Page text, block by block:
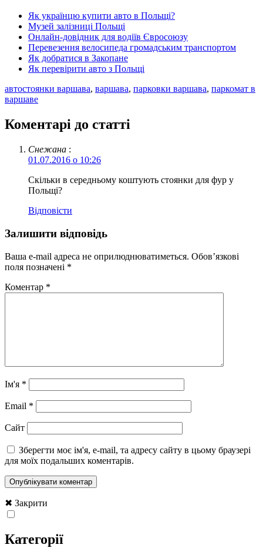
Як українцю купити авто в Польщі?
Музей залізниці Польщі
Онлайн-довідник для водіїв Євросоюзу
Перевезення велосипеда громадським транспортом
Як добратися в Закопане
Як перевірити авто з Польщі
автостоянки варшава, варшава, парковки варшава, паркомат в
варшаве
Коментарі до статті
Снежана :
01.07.2016 о 10:26
Скільки в середньому коштують стоянки для фур у
Польщі?
Відповіcти
Залишити відповідь
Ваша e-mail адреса не оприлюднюватиметься. Обов’язкові
поля позначені *
Коментар *
Ім'я *
Email *
Сайт
Зберегти моє ім'я, e-mail, та адресу сайту в цьому браузері
для моїх подальших коментарів.
✖ Закрити
Категорії